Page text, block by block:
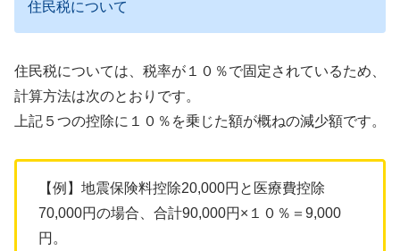
住民税について
住民税については、税率が１０％で固定されているため、
計算方法は次のとおりです。
上記５つの控除に１０％を乗じた額が概ねの減少額です。
【例】地震保険料控除20,000円と医療費控除
70,000円の場合、合計90,000円×１０％＝9,000
円。